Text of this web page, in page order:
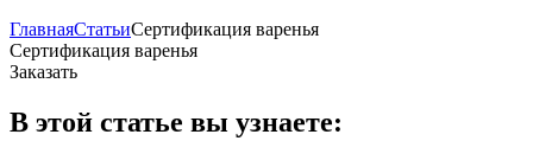
ГлавнаяСтатьиСертификация варенья
Сертификация варенья
Заказать
В этой статье вы узнаете: